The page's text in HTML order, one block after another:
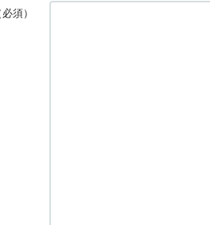
必須）